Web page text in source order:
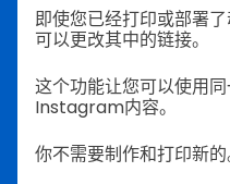
即使您已经打印或部署
可以更改其中的链接。
这个功能让您可以使用
Instagram内容。
你不需要制作和打印新的